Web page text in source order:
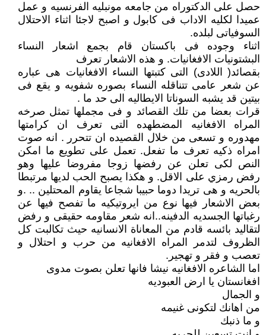
حصل على الدكتوراه من جامعه مونبليه الفرنسيه و عمل
عميدا لكليه الاداب فى كابول و اصبح لاجئا اثناء الاحتلال
السوفياتى لبلده.
اثناء وجوده فى باكستان قام بجمع اشعار النساء
البشتونيات الافغانيات. و هذه الاشعار تعرف
بقصائد( اللادى) التى كتبتها النساء الافغانيات هى عباره
عن شعر عامى تتناقله النساء بصوره شفويه و يقع فى
بيتين قد يشبه السوناتا الايطاليه الى حد ما .
قرات بعضا من تلك القصائد و فى مجملها تمثل صرخه
المراه الافغانيه المضطهده التى تعرف ان كرامتها
مهدوره و تسعى من خلال القصيده ان تتحرر . انه صوت
امراه ذكيه تعرف ما تفعل. تعمل على تطويع ما امكن
النص لكى تعلن عن رفضها زوجا مفروضا عليها وهو
رفض رمزي على الاقل. و هكذا يصبح الحب لديها مرتبطا
بالحريه و هى تريدا دوما حبيبا شجاعا يقاوم المحتلين .. .و
بعض الاشعار فيها نوع من ايروتيكيه ما تفصح فيها عن
رغباتها الجسديه الدفينه..انه شعر مقاومه حقيقى و رفض
لتقاليد بائسه قادم من المعاناة الانسانيه حيث تكالبت كل
الظروف لتدمر المراه الافغانيه من حرب و احتلال و
تعصب و فقر و تهجير.
اما الشاعره الافغانيه نيشا فانها تعلن بصوت مدوى
افغانستان يا ارض العبوديه
و الجمال
من اهانك لتكونى غنيمه
و ما ذنبك